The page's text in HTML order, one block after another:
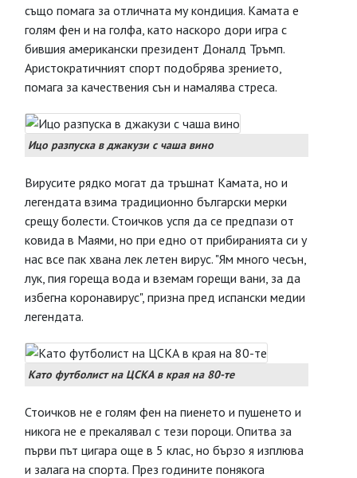
също помага за отличната му кондиция. Камата е
голям фен и на голфа, като наскоро дори игра с
бившия американски президент Доналд Тръмп.
Аристократичният спорт подобрява зрението,
помага за качествения сън и намалява стреса.
Ицо разпуска в джакузи с чаша вино
Вирусите рядко могат да тръшнат Камата, но и
легендата взима традиционно български мерки
срещу болести. Стоичков успя да се предпази от
ковида в Маями, но при едно от прибиранията си у
нас все пак хвана лек летен вирус. "Ям много чесън,
лук, пия гореща вода и вземам горещи вани, за да
избегна коронавирус", призна пред испански медии
легендата.
Като футболист на ЦСКА в края на 80-те
Стоичков не е голям фен на пиенето и пушенето и
никога не е прекалявал с тези пороци. Опитва за
първи път цигара още в 5 клас, но бързо я изплюва
и залага на спорта. През годините понякога